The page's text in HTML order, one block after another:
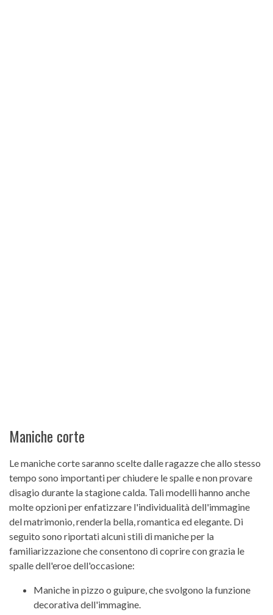
Maniche corte
Le maniche corte saranno scelte dalle ragazze che allo stesso
tempo sono importanti per chiudere le spalle e non provare
disagio durante la stagione calda. Tali modelli hanno anche
molte opzioni per enfatizzare l'individualità dell'immagine
del matrimonio, renderla bella, romantica ed elegante. Di
seguito sono riportati alcuni stili di maniche per la
familiarizzazione che consentono di coprire con grazia le
spalle dell'eroe dell'occasione:
Maniche in pizzo o guipure, che svolgono la funzione
decorativa dell'immagine.